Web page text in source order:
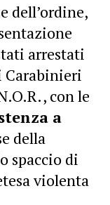
dell’ordine,
arrestati
Carabinieri
con le
a
della
spaccio di
violenta